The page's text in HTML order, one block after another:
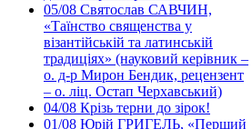
05/08 Святослав САВЧИН,
«Таїнство священства у
візантійській та латинській
традиціях» (науковий керівник –
о. д-р Мирон Бендик, рецензент
– о. ліц. Остап Черхавський)
04/08 Крізь терни до зірок!
01/08 Юрій ГРИГЕЛЬ, «Перший